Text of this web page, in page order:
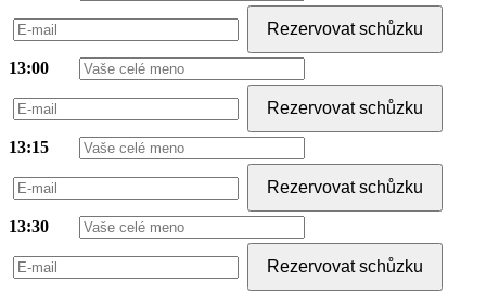
Rezervovat schůzku
13:00
Rezervovat schůzku
13:15
Rezervovat schůzku
13:30
Rezervovat schůzku